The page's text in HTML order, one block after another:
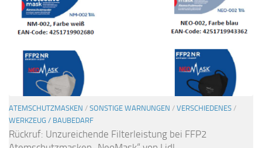
ATEMSCHUTZMASKEN / SONSTIGE WARNUNGEN / VERSCHIEDENES /
WERKZEUG / BAUBEDARF
Rückruf: Unzureichende Filterleistung bei FFP2